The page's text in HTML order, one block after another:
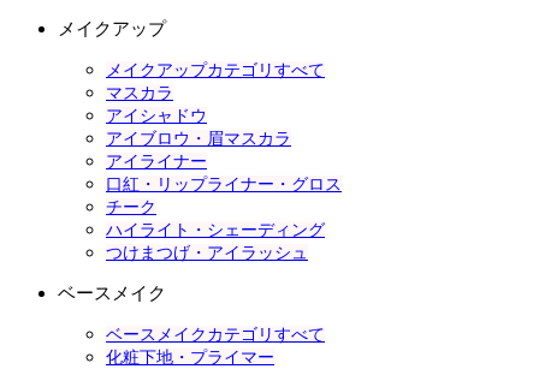
メイクアップ
メイクアップカテゴリすべて
マスカラ
アイシャドウ
アイブロウ・眉マスカラ
アイライナー
口紅・リップライナー・グロス
チーク
ハイライト・シェーディング
つけまつげ・アイラッシュ
ベースメイク
ベースメイクカテゴリすべて
化粧下地・プライマー